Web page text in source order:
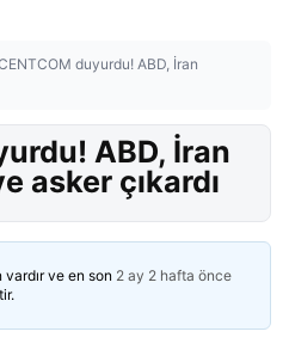
duyurdu! ABD, İran
ABD, İran
asker çıkardı
ve en son 2 ay 2 hafta önce